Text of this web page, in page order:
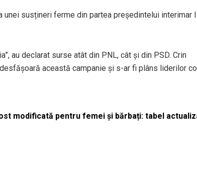
unei susțineri ferme din partea președintelui interimar
au declarat surse atât din PNL, cât și din PSD. Crin
această campanie și s-ar fi plâns liderilor
modificată pentru femei și bărbați: tabel